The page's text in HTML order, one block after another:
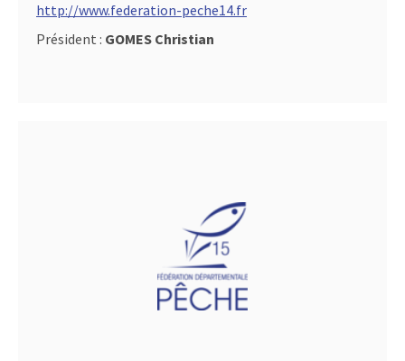
http://www.federation-peche14.fr
Président : GOMES Christian